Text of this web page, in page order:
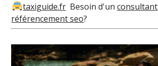
taxiguide.fr Besoin d'unconsultant
référencement seo?